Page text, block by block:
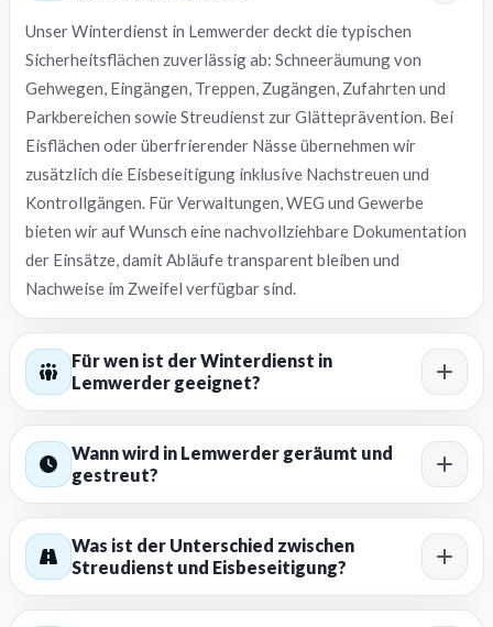
Unser Winterdienst in Lemwerder deckt die typischen
Sicherheitsflächen zuverlässig ab: Schneeräumung von
Gehwegen, Eingängen, Treppen, Zugängen, Zufahrten und
Parkbereichen sowie Streudienst zur Glätteprävention. Bei
Eisflächen oder überfrierender Nässe übernehmen wir
zusätzlich die Eisbeseitigung inklusive Nachstreuen und
Kontrollgängen. Für Verwaltungen, WEG und Gewerbe
bieten wir auf Wunsch eine nachvollziehbare Dokumentation
der Einsätze, damit Abläufe transparent bleiben und
Nachweise im Zweifel verfügbar sind.
Für wen ist der Winterdienst in
Lemwerder geeignet?
Wann wird in Lemwerder geräumt und
gestreut?
Was ist der Unterschied zwischen
Streudienst und Eisbeseitigung?